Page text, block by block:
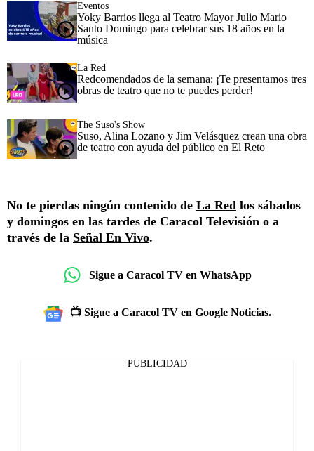
Eventos
Yoky Barrios llega al Teatro Mayor Julio Mario
Santo Domingo para celebrar sus 18 años en la
música
La Red
Redcomendados de la semana: ¡Te presentamos tres
obras de teatro que no te puedes perder!
The Suso's Show
Suso, Alina Lozano y Jim Velásquez crean una obra
de teatro con ayuda del público en El Reto
No te pierdas ningún contenido de La Red los sábados
y domingos en las tardes de Caracol Televisión o a
través de la Señal En Vivo.
Sigue a Caracol TV en WhatsApp
📺 Sigue a Caracol TV en Google Noticias.
PUBLICIDAD